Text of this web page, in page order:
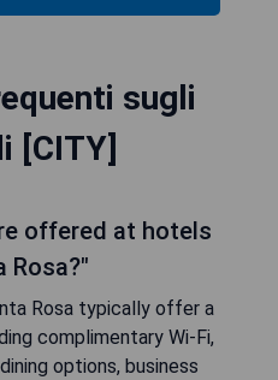
sugli
[CITY]
offered at hotels
Rosa?"
Rosa typically offer a
complimentary Wi-Fi,
options, business